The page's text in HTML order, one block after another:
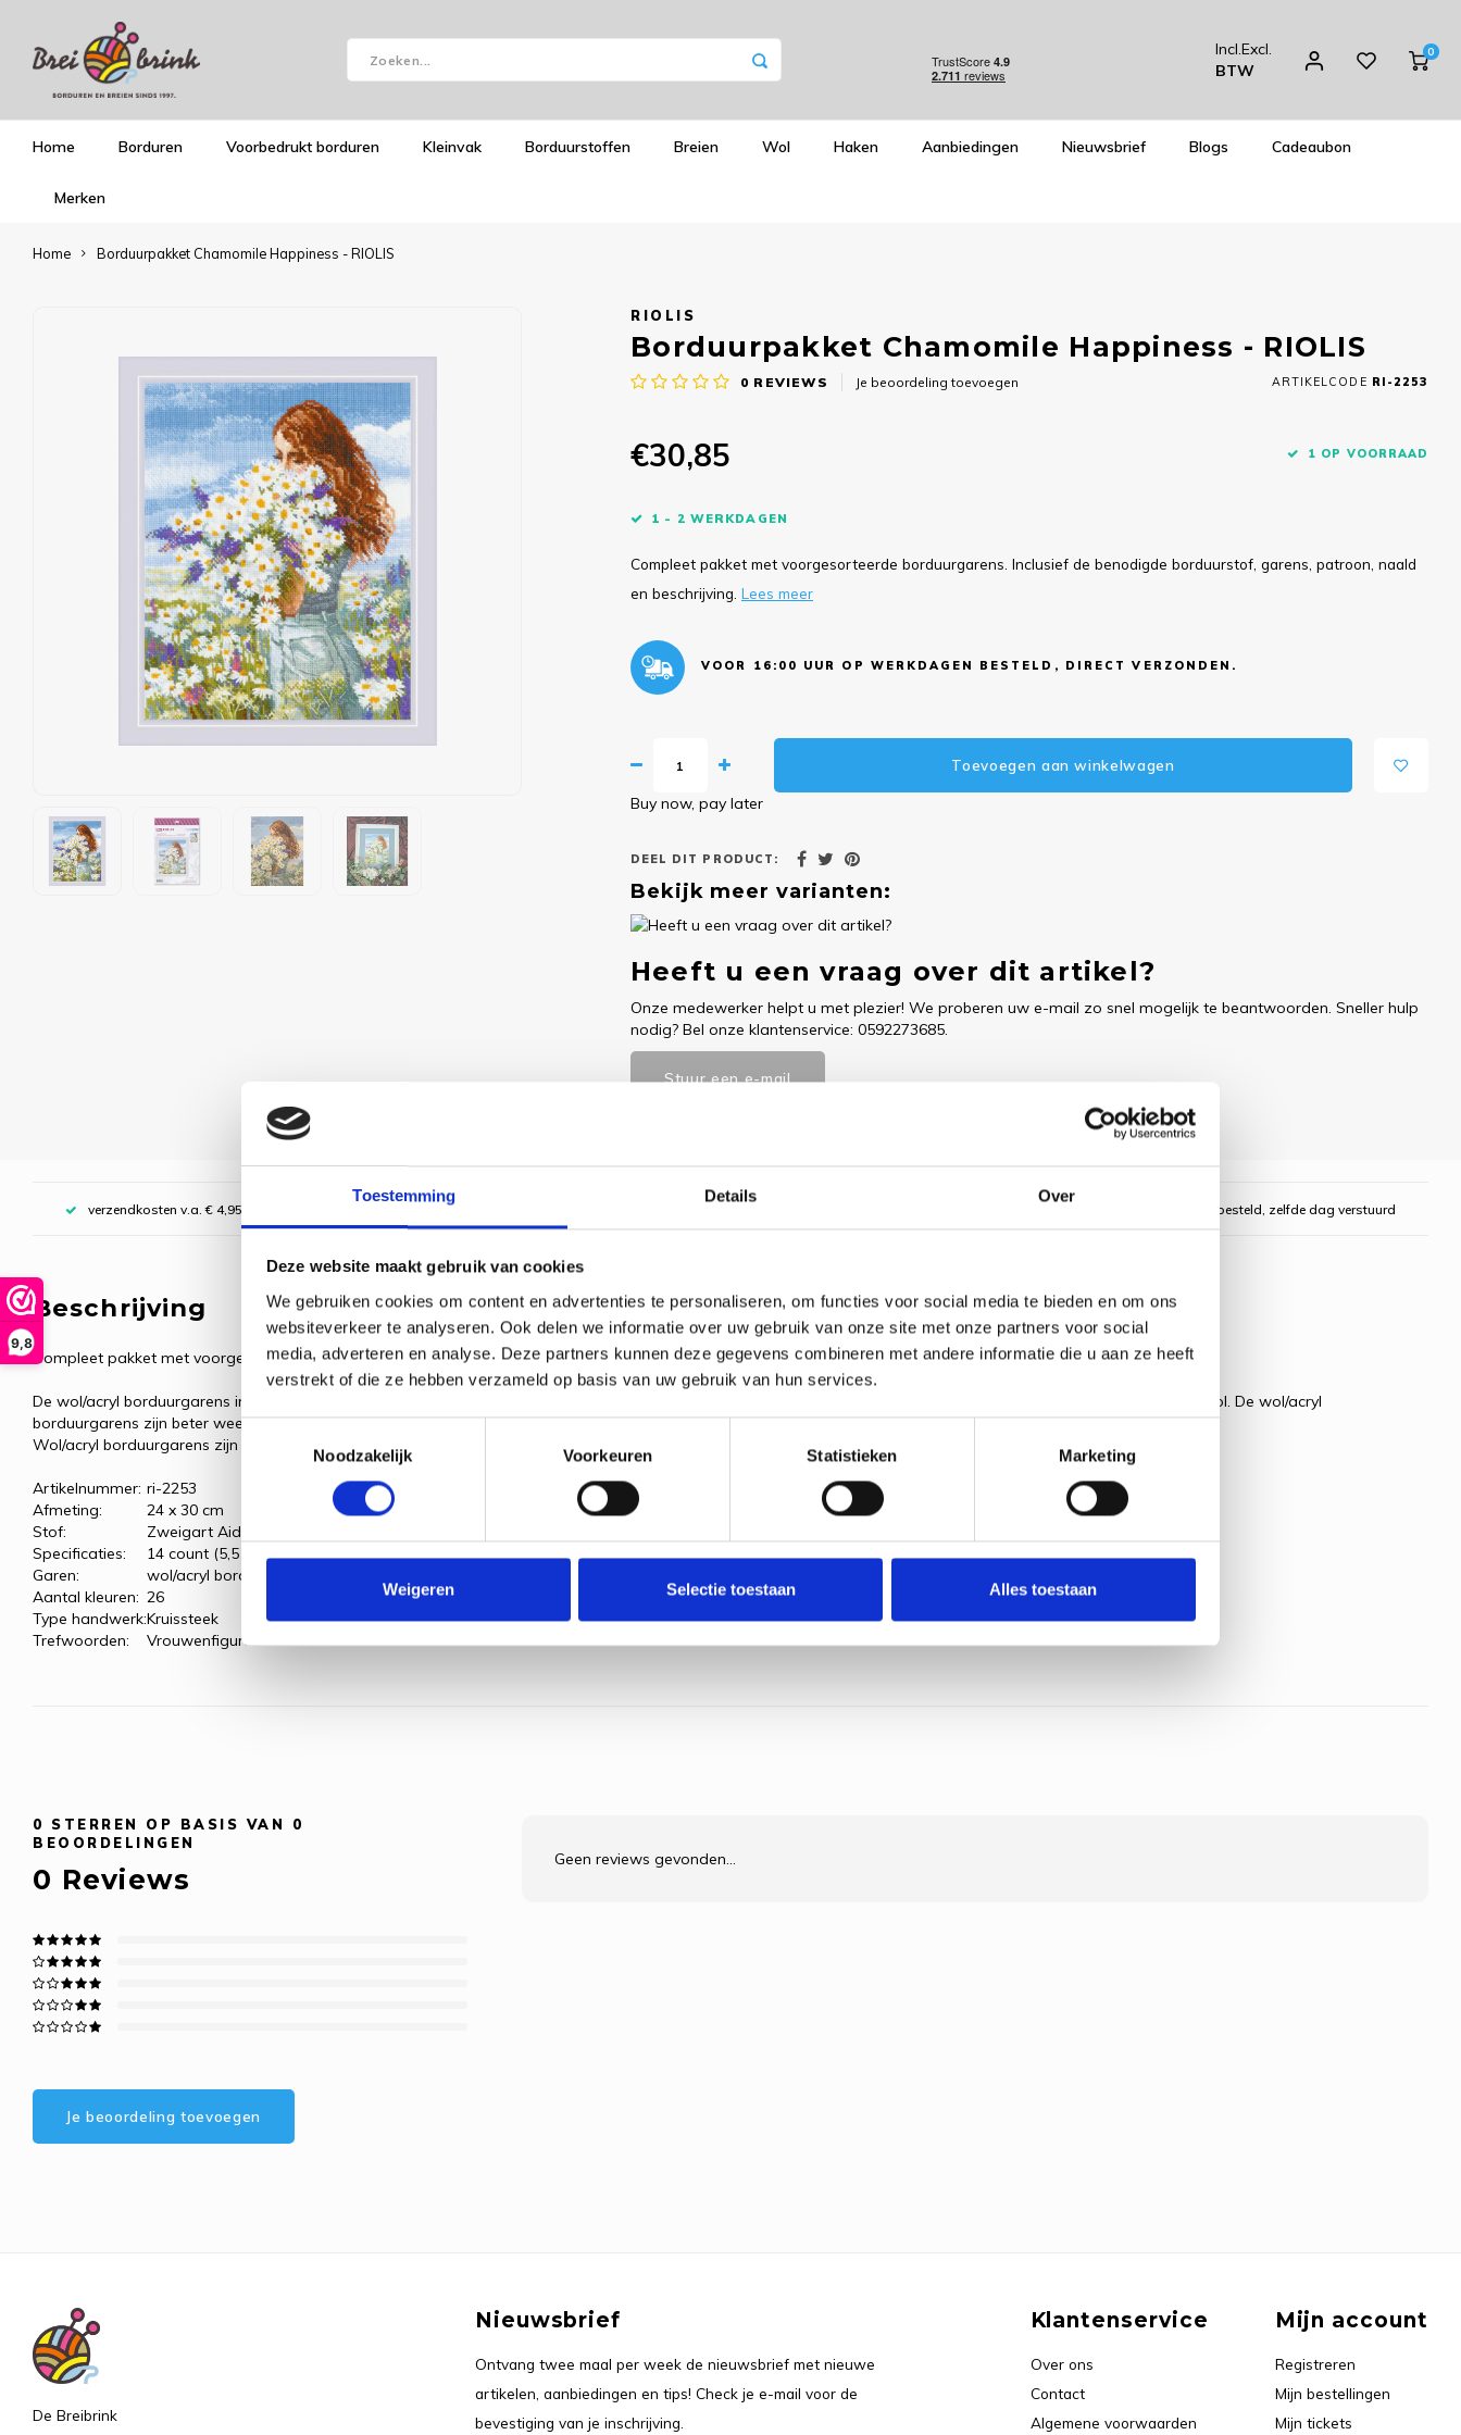
Toestemming Details Over
Deze website maakt gebruik van cookies
We gebruiken cookies om content en advertenties te personaliseren, om functies voor social media te bieden en om ons
websiteverkeer te analyseren. Ook delen we informatie over uw gebruik van onze site met onze partners voor social
media, adverteren en analyse. Deze partners kunnen deze gegevens combineren met andere informatie die u aan ze heeft
verstrekt of die ze hebben verzameld op basis van uw gebruik van hun services.
Toestemmingsselectie
Noodzakelijk
Voorkeuren Statistieken Marketing
Weigeren Selectie toestaan Alles toestaan
9,8
Incl.Excl.
BTW
0
Home Borduren Voorbedrukt borduren Kleinvak Borduurstoffen Breien Wol Haken Aanbiedingen Nieuwsbrief Blogs Cadeaubon
Merken
Home Borduurpakket Chamomile Happiness - RIOLIS
RIOLIS
Borduurpakket Chamomile Happiness - RIOLIS
0 REVIEWS Je beoordeling toevoegen ARTIKELCODE RI-2253
€30,85 1 OP VOORRAAD
1 - 2 WERKDAGEN
Compleet pakket met voorgesorteerde borduurgarens. Inclusief de benodigde borduurstof, garens, patroon, naald
en beschrijving. Lees meer
VOOR 16:00 UUR OP WERKDAGEN BESTELD, DIRECT VERZONDEN.
Toevoegen aan winkelwagen
Buy now, pay later
DEEL DIT PRODUCT:
Bekijk meer varianten:
Heeft u een vraag over dit artikel?
Onze medewerker helpt u met plezier! We proberen uw e-mail zo snel mogelijk te beantwoorden. Sneller hulp
nodig? Bel onze klantenservice: 0592273685.
Stuur een e-mail
verzendkosten v.a. € 4,95, boven € 70,00 gratis (NL) Voor 16:00 uur besteld, zelfde dag verstuurd
Beschrijving
Compleet pakket met voorgesorteerde borduurgarens.
De wol/acryl borduurgarens in de RIOLIS pakketten worden geproduceerd door het Italiaanse bedrijf Safil. Deze garens zijn gemaakt van 70% acryl en slechts 30% wol. De wol/acryl
borduurgarens zijn beter weerstaanbaar tegen slijtage, de kleur blijft perfect en ze zijn minder allergeen.
Wol/acryl borduurgarens zijn erg zacht, werken gemakkelijk om te borduren, zelfs voor de beginnende borduur(d)(st)er. En geeft een mooi zacht en mat resultaat.
Artikelnummer: ri-2253
Afmeting:
24 x 30 cm
Stof:
Zweigart Aida, wit
Specificaties:
14 count (5,5 kr/cm)
Garen:
wol/acryl borduurgaren
Aantal kleuren: 26
Type handwerk:Kruissteek
Trefwoorden:
Vrouwenfiguren
0 STERREN OP BASIS VAN 0
BEOORDELINGEN
0 Reviews
Je beoordeling toevoegen
Geen reviews gevonden...
De Breibrink
Nieuwsbrief
Ontvang twee maal per week de nieuwsbrief met nieuwe
artikelen, aanbiedingen en tips! Check je e-mail voor de
bevestiging van je inschrijving.
Klantenservice
Over ons
Contact
Algemene voorwaarden
Mijn account
Registreren
Mijn bestellingen
Mijn tickets